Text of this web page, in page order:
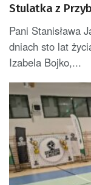
Stulatka z
Pani Stanisława
dniach sto lat
Izabela Bojko,...